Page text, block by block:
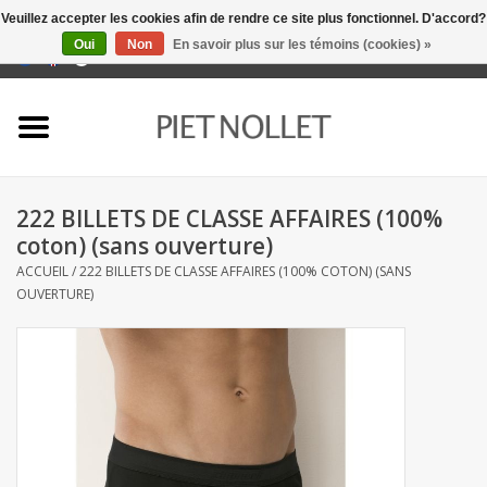
0 Articles - €0,00
serviettes
literie
linge de cuisine
222 BILLETS DE CLASSE AFFAIRES (100%
coton) (sans ouverture)
ACCUEIL/222 BILLETS DE CLASSE AFFAIRES (100% COTON) (SANS
OUVERTURE)
Veuillez accepter les cookies afin de rendre ce site plus fonctionnel. D'accord?
Oui
Non En savoir plus sur les témoins (cookies) »